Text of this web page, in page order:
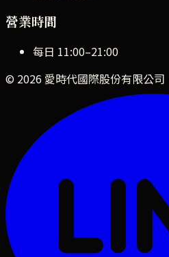
營業時間
每日 11:00–21:00
© 2026 愛時代國際股份有限公司